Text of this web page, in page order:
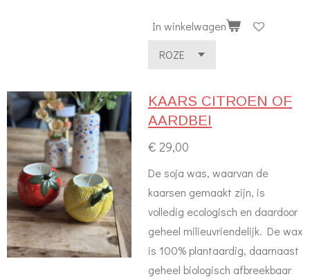
In winkelwagen
KAARS CITROEN OF
AARDBEI
€ 29,00
De soja was, waarvan de
kaarsen gemaakt zijn, is
volledig ecologisch en daardoor
geheel milieuvriendelijk. De wax
is 100% plantaardig, daarnaast
geheel biologisch afbreekbaar